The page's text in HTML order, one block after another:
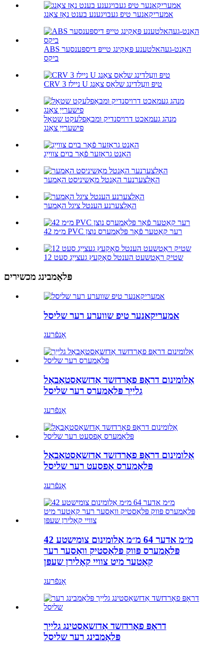
אמעריקאנער טיפ געבויגענע בענט נאָז צאַנג
ABS האַנט-געהאלטענע פּאַקינג טייפּ דיספּענסער
ביקס
CRV 3 ניילז U טיפּ וועַלדינג שלאָס צאַנג
מנהג געמאכט דרויסנדיק ומבאַפלעקט שטאָל
פישערייַ צאַנג
האַנט גראָזער פֿאַר בוים צווייַג
האָלצערנער האַנטל מאַשיניסט האַמער
האָלצערנע הענטל ציגל האַמער
42 מ״מ PVC רער קאַטער פֿאַר פּלאַמערס נוצן
12 שטיק ראַטשעט הענטל סאָקעץ געצייַג סעט
פּלאַמבינג מכשירים
אמעריקאנער טיפ שווערע רער שליסל
אָנפֿרעג
אַלומינום דראָפּ פאָרדזשד אַדזשאַסטאַבאַל
גלייַך פּלאַמערס רער שליסל
אָנפֿרעג
אַלומינום דראָפּ פאָרדזשד אַדזשאַסטאַבאַל
פּלאַמערס אָפסעט רער שליסל
אָנפֿרעג
42 מ״מ אדער 64 מ״מ אַלומינום צומישטע
פּלאַמערס פּווק פּלאַסטיק וואַסער רער
קאַטער מיט צוויי קאָלירן שעפּן
אָנפֿרעג
דראָפּ פאָרדזשד אַדזשאַסטינג גלייַך
פּלאַמבינג רער שליסל